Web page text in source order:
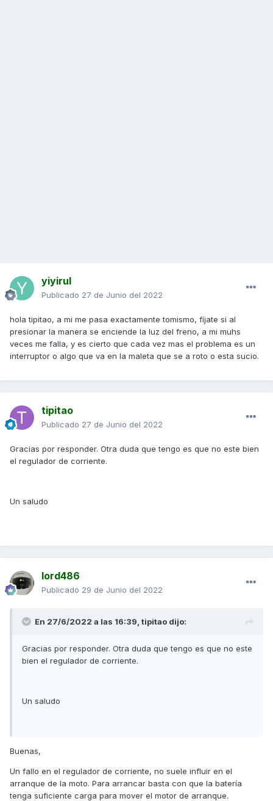
yiyirul
Publicado 27 de Junio del 2022
hola tipitao, a mi me pasa exactamente tomismo, fíjate si al
presionar la manera se enciende la luz del freno, a mi muhs
veces me falla, y es cierto que cada vez mas el problema es un
interruptor o algo que va en la maleta que se a roto o esta sucio.
tipitao
Publicado 27 de Junio del 2022
Gracias por responder. Otra duda que tengo es que no este bien
el regulador de corriente.
Un saludo
lord486
Publicado 29 de Junio del 2022
En 27/6/2022 a las 16:39, tipitao dijo:
Gracias por responder. Otra duda que tengo es que no este
bien el regulador de corriente.
Un saludo
Buenas,
Un fallo en el regulador de corriente, no suele influir en el
arranque de la moto. Para arrancar basta con que la batería
tenga suficiente carga para mover el motor de arranque.